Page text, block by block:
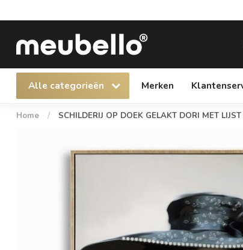
Alle categorieën Merken
Home / SCHILDERIJ OP DOEK GELAKT DORI MET